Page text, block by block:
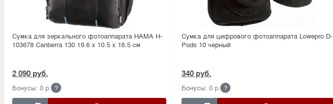
Сумка для зеркального фотоаппарата HAMA H-
103678 Canberra 130 19.6 х 10.5 х 16.5 см
2 090 руб.
Бонусы: 0 р. ?
Сумка для цифрового фотоаппарата Lowepro D-
Pods 10 черный
340 руб.
Бонусы: 0 р. ?